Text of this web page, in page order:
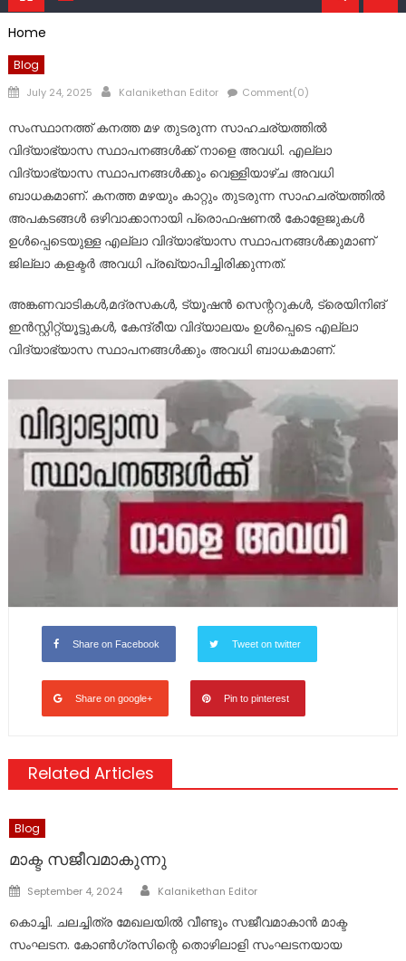
Home
Blog
Posted
July 24, 2025 Author
Kalanikethan Editor Comment(0)
സംസ്ഥാനത്ത് കനത്ത മഴ തുടരുന്ന സാഹചര്യത്തിൽ
വിദ്യാഭ്യാസ സ്ഥാപനങ്ങൾക്ക് നാളെ അവധി. എല്ലാ
വിദ്യാഭ്യാസ സ്ഥാപനങ്ങൾക്കും വെള്ളിയാഴ്ച അവധി
ബാധകമാണ്. കനത്ത മഴയും കാറ്റും തുടരുന്ന സാഹചര്യത്തില്‍
അപകടങ്ങള്‍ ഒഴിവാക്കാനായി പ്രൊഫഷണല്‍ കോളേജുകള്‍
ഉള്‍പ്പെടെയുള്ള എല്ലാ വിദ്യാഭ്യാസ സ്ഥാപനങ്ങള്‍ക്കുമാണ്
ജില്ലാ കളക്ടര്‍ അവധി പ്രഖ്യാപിച്ചിരിക്കുന്നത്.
അങ്കണവാടികള്‍,മദ്രസകള്‍, ട്യൂഷന്‍ സെന്ററുകള്‍, ട്രെയിനിങ്
ഇന്‍സ്റ്റിറ്റ്യൂട്ടുകള്‍, കേന്ദ്രീയ വിദ്യാലയം ഉള്‍പ്പെടെ എല്ലാ
വിദ്യാഭ്യാസ സ്ഥാപനങ്ങള്‍ക്കും അവധി ബാധകമാണ്.
Share on Facebook Tweet on twitter
Share on google+ Pin to pinterest
Related Articles
Blog
മാക്ട സജീവമാകുന്നു
Posted
September 4, 2024 Author
Kalanikethan Editor
കൊച്ചി. ചലച്ചിത്ര മേഖലയിൽ വീണ്ടും സജീവമാകാൻ മാക്ട
സംഘടന. കോൺഗ്രസിന്റെ തൊഴിലാളി സംഘടനയായ